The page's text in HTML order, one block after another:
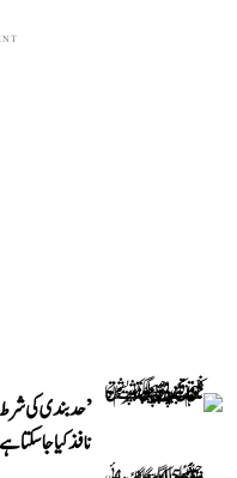
’حد بندی کی
نافذ کیا جا